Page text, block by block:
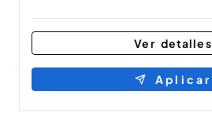
Ver detalles
Aplicar